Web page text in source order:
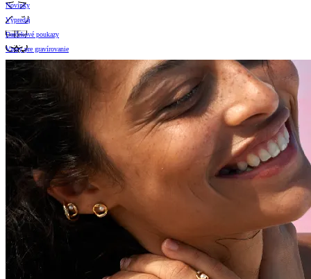
Novinky
Výpredaj
Darčekové poukazy
Vzory pre gravírovanie